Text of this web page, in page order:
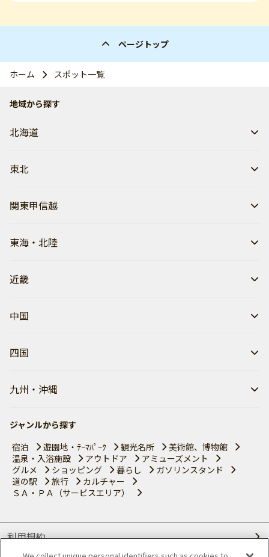
ページトップ
ホーム スポット一覧
地域から探す
北海道
東北
関東甲信越
東海・北陸
近畿
中国
四国
九州・沖縄
ジャンルから探す
宿泊
遊園地・ﾃｰﾏﾊﾟｰｸ 観光名所
美術館、博物館
温泉・入浴施設
アウトドア
アミューズメント
グルメ
ショッピング 暮らし
ガソリンスタンド
道の駅
旅行
カルチャー
ＳＡ・ＰＡ（サービスエリア）
利用規約